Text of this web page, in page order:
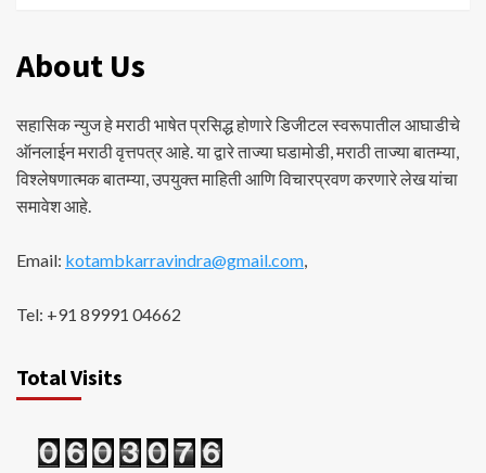
About Us
सहासिक न्युज हे मराठी भाषेत प्रसिद्ध होणारे डिजीटल स्वरूपातील आघाडीचे
ऑनलाईन मराठी वृत्तपत्र आहे. या द्वारे ताज्या घडामोडी, मराठी ताज्या बातम्या,
विश्लेषणात्मक बातम्या, उपयुक्त माहिती आणि विचारप्रवण करणारे लेख यांचा
समावेश आहे.
Email: kotambkarravindra@gmail.com,
Tel: +91 89991 04662
Total Visits